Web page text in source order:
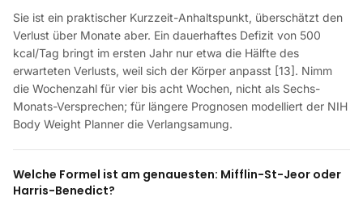
Sie ist ein praktischer Kurzzeit-Anhaltspunkt, überschätzt den
Verlust über Monate aber. Ein dauerhaftes Defizit von 500
kcal/Tag bringt im ersten Jahr nur etwa die Hälfte des
erwarteten Verlusts, weil sich der Körper anpasst [13]. Nimm
die Wochenzahl für vier bis acht Wochen, nicht als Sechs-
Monats-Versprechen; für längere Prognosen modelliert der NIH
Body Weight Planner die Verlangsamung.
Welche Formel ist am genauesten: Mifflin-St-Jeor oder
Harris-Benedict?